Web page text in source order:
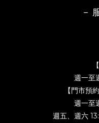
－
週一至
【門市預
週一至
週五、週六